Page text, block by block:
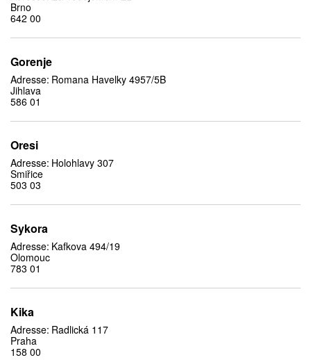
Brno
642 00
Gorenje
Adresse: Romana Havelky 4957/5B
Jihlava
586 01
Oresi
Adresse: Holohlavy 307
Smiřice
503 03
Sykora
Adresse: Kafkova 494/19
Olomouc
783 01
Kika
Adresse: Radlická 117
Praha
158 00